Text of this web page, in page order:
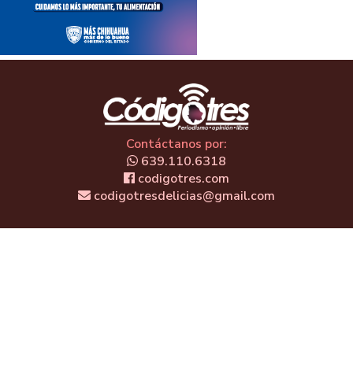
Contáctanos por:
639.110.6318
codigotres.com
codigotresdelicias@gmail.com